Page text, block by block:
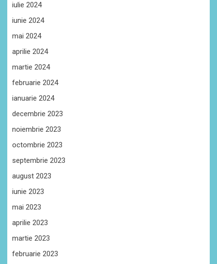
iulie 2024
iunie 2024
mai 2024
aprilie 2024
martie 2024
februarie 2024
ianuarie 2024
decembrie 2023
noiembrie 2023
octombrie 2023
septembrie 2023
august 2023
iunie 2023
mai 2023
aprilie 2023
martie 2023
februarie 2023